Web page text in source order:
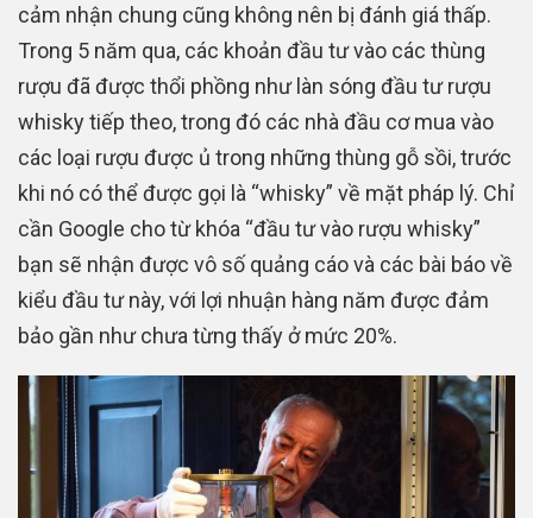
cảm nhận chung cũng không nên bị đánh giá thấp.
Trong 5 năm qua, các khoản đầu tư vào các thùng
rượu đã được thổi phồng như làn sóng đầu tư rượu
whisky tiếp theo, trong đó các nhà đầu cơ mua vào
các loại rượu được ủ trong những thùng gỗ sồi, trước
khi nó có thể được gọi là “whisky” về mặt pháp lý. Chỉ
cần Google cho từ khóa “đầu tư vào rượu whisky”
bạn sẽ nhận được vô số quảng cáo và các bài báo về
kiểu đầu tư này, với lợi nhuận hàng năm được đảm
bảo gần như chưa từng thấy ở mức 20%.